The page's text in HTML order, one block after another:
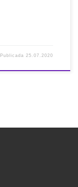
Publicada 25.07.2020